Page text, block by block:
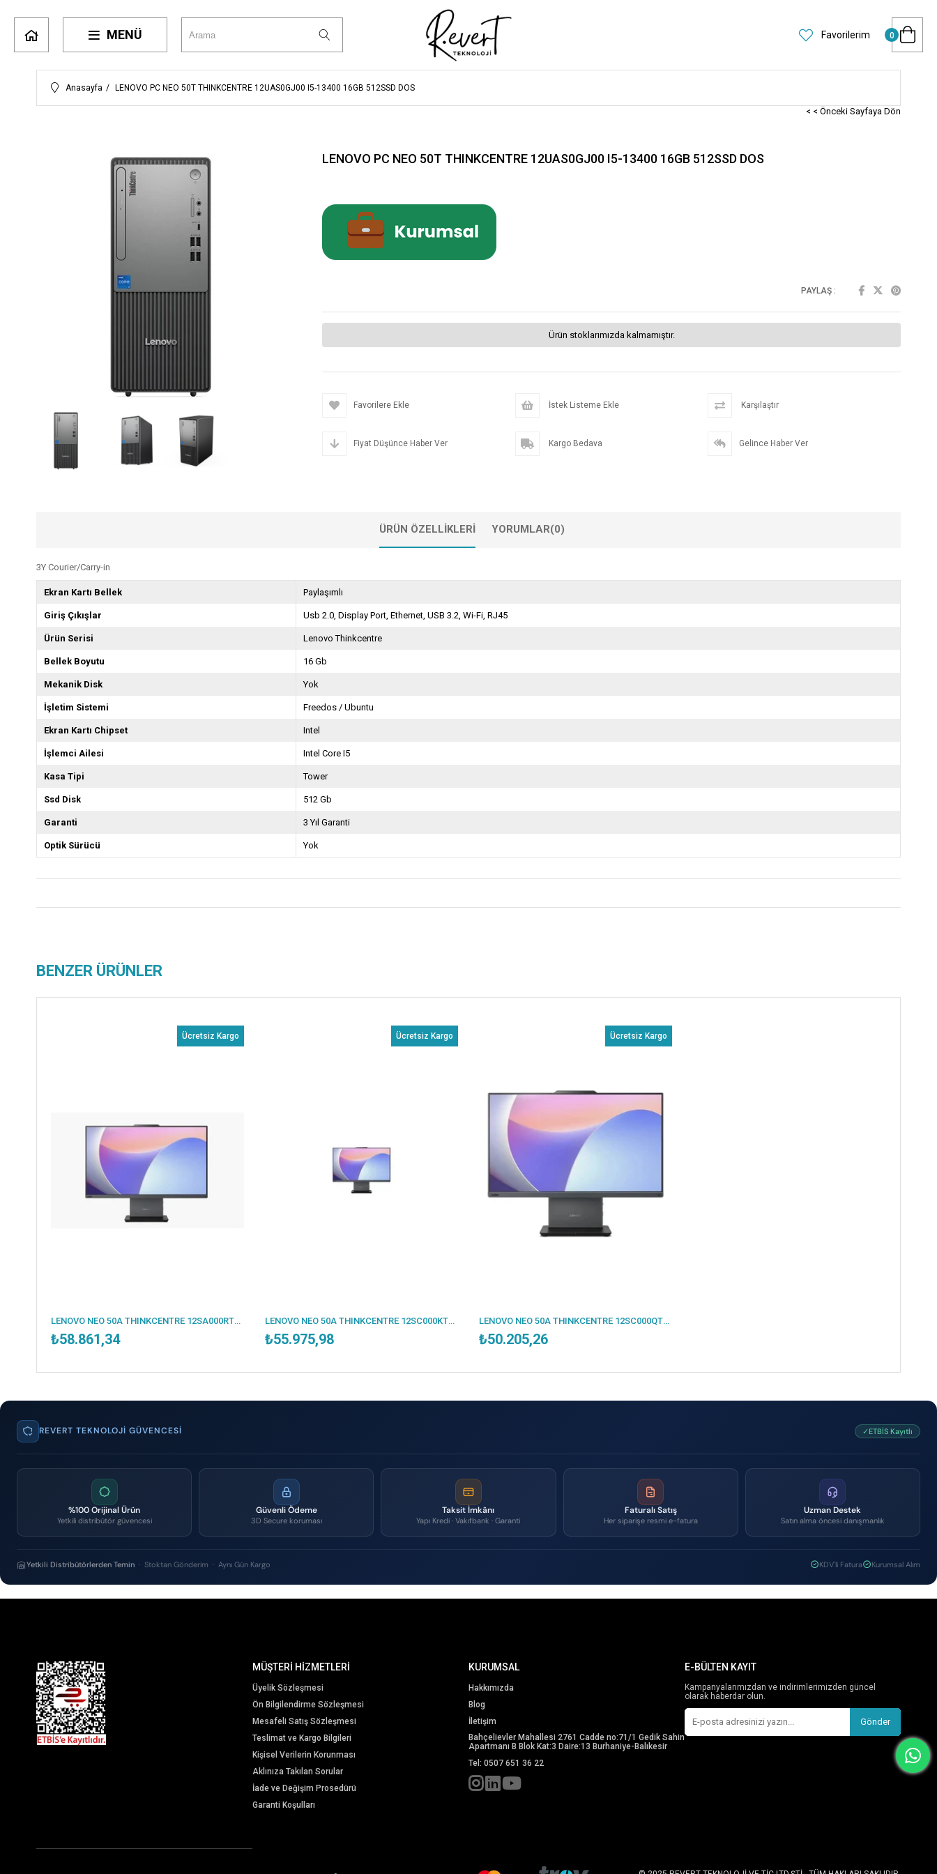
MENÜ Favorilerim 0
Anasayfa LENOVO PC NEO 50T THINKCENTRE 12UAS0GJ00 I5-13400 16GB 512SSD DOS
< < Önceki Sayfaya Dön
LENOVO PC NEO 50T THINKCENTRE 12UAS0GJ00 I5-13400 16GB 512SSD DOS
PAYLAŞ :
Ürün stoklarımızda kalmamıştır.
Favorilere Ekle İstek Listeme Ekle Karşılaştır
Fiyat Düşünce Haber Ver Kargo Bedava Gelince Haber Ver
ÜRÜN ÖZELLIKLERI YORUMLAR(0)
3Y Courier/Carry-in
Ekran Kartı Bellek Paylaşımlı
Giriş Çıkışlar Usb 2.0, Display Port, Ethernet, USB 3.2, Wi-Fi, RJ45
Ürün Serisi Lenovo Thinkcentre
Bellek Boyutu 16 Gb
Mekanik Disk Yok
İşletim Sistemi Freedos / Ubuntu
Ekran Kartı Chipset Intel
İşlemci Ailesi Intel Core I5
Kasa Tipi Tower
Ssd Disk 512 Gb
Garanti 3 Yıl Garanti
Optik Sürücü Yok
BENZER ÜRÜNLER
LENOVO NEO 50A THINKCENTRE 12SA000RTR I7-13620H 16GB 512SSD 27 DOS AIO
₺58.861,34
Ücretsiz Kargo
LENOVO NEO 50A THINKCENTRE 12SC000KTR I7-13620H 16GB 512SSD 23.8 DOS AIO
₺55.975,98
Ücretsiz Kargo
LENOVO NEO 50A THINKCENTRE 12SC000QTR I5-13420H 16GB 512SSD 23.8 DOS AIO
₺50.205,26
Ücretsiz Kargo
REVERT TEKNOLOJI GÜVENCESI ✓ETBİS Kayıtlı
%100 Orijinal Ürün
Yetkili distribütör güvencesi
Güvenli Ödeme
3D Secure koruması
Taksit İmkânı
Yapı Kredi · Vakıfbank · Garanti
Faturalı Satış
Her siparişe resmi e-fatura
Uzman Destek
Satın alma öncesi danışmanlık
Yetkili Distribütörlerden Temin · Stoktan Gönderim · Aynı Gün Kargo KDV'li Fatura Kurumsal Alım
MÜŞTERİ HİZMETLERİ
Üyelik Sözleşmesi
Ön Bilgilendirme Sözleşmesi
Mesafeli Satış Sözleşmesi
Teslimat ve Kargo Bilgileri
Kişisel Verilerin Korunması
Aklınıza Takılan Sorular
İade ve Değişim Prosedürü
Garanti Koşulları
KURUMSAL
Hakkımızda
Blog
İletişim
Bahçelievler Mahallesi 2761 Cadde no:71/1 Gedik Sahin
Apartmanı B Blok Kat:3 Daire:13 Burhaniye-Balıkesir
Tel: 0507 651 36 22
E-BÜLTEN KAYIT
Kampanyalarımızdan ve indirimlerimizden güncel
olarak haberdar olun.
Gönder